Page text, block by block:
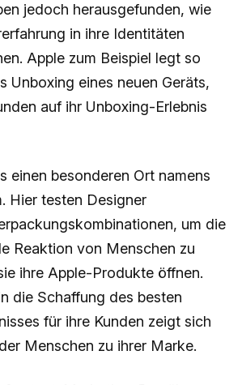
jedoch herausgefunden, wie
in ihre Identitäten
Apple zum Beispiel legt so
Unboxing eines neuen Geräts,
auf ihr Unboxing-Erlebnis
einen besonderen Ort namens
Hier testen Designer
um die
Reaktion von Menschen zu
ihre Apple-Produkte öffnen.
die Schaffung des besten
für ihre Kunden zeigt sich
Menschen zu ihrer Marke.